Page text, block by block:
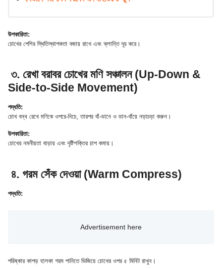
উপকারিতা:
চোখের পেশির স্থিতিস্থাপকতা বজায় রাখে এবং ক্লান্তি দূর করে।
৩. রেখা বরাবর চোখের মণি সঞ্চালন (Up-Down &
Side-to-Side Movement)
পদ্ধতি:
চোখ বন্ধ রেখে মণিকে ওপরে-নিচে, তারপর বাঁ-ডানে ও ডান-বাঁয়ে নড়াচড়া করুন।
উপকারিতা:
চোখের নমনীয়তা বাড়ায় এবং দৃষ্টিশক্তির চাপ কমায়।
৪. গরম সেঁক দেওয়া (Warm Compress)
পদ্ধতি:
পরিষ্কার কাপড় হালকা গরম পানিতে ভিজিয়ে চোখের ওপর ৫ মিনিট রাখুন।